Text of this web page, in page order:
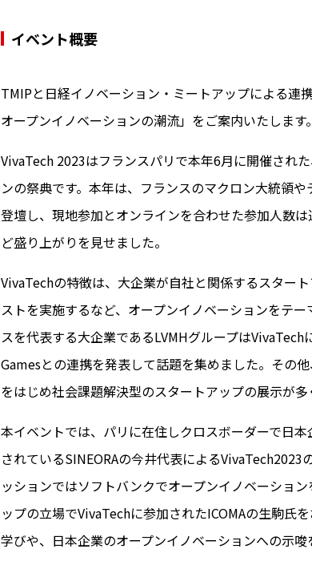
イベント概要
TMIPと日経イノベーション・ミートアップによる連
オープンイノベーションの潮流」をご案内いたします。
VivaTech 2023はフランスパリで本年6月に開催され
ンの祭典です。本年は、フランスのマクロン大統領
登壇し、現地参加とオンラインを合わせた参加人数
ど盛り上がりを見せました。
VivaTechの特徴は、大企業が自社と関係するスター
ストを実施するなど、オープンイノベーションをテ
スを代表する大企業であるLVMHグループは
Gamesとの連携を発表して話題を集めました。その
をはじめ社会課題解決型のスタートアップの展示が多
本イベントでは、パリに在住しクロスボーダーで日
されているSINEORAの今井代表によるVivaTech2023
ッションではソフトバンクでオープンイノベーショ
ップの立場でVivaTechに参加されたICOMAの生駒氏
学びや、日本企業のオープンイノベーションへの示唆